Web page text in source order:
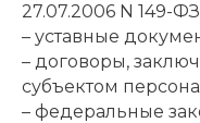
27.07.2006 N 149-ФЗ
– уставные
– договоры,
субъектом
– федеральные